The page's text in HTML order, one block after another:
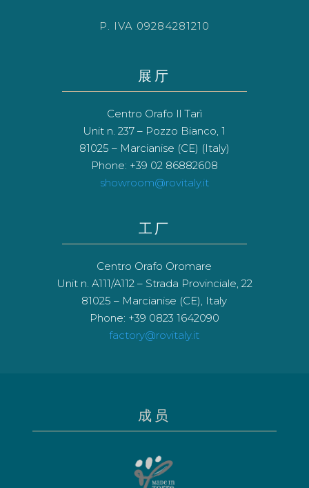
P. IVA 09284281210
展厅
Centro Orafo Il Tarì
Unit n. 237 – Pozzo Bianco, 1
81025 – Marcianise (CE) (Italy)
Phone: +39 02 86882608
showroom@rovitaly.it
工厂
Centro Orafo Oromare
Unit n. A111/A112 – Strada Provinciale, 22
81025 – Marcianise (CE), Italy
Phone: +39 0823 1642090
factory@rovitaly.it
成员